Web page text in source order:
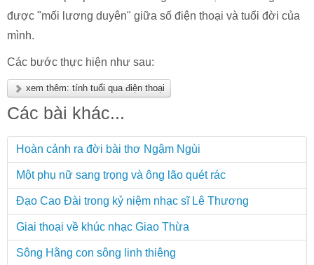
được "mối lương duyên" giữa số điện thoại và tuổi đời của
mình.
Các bước thực hiện như sau:
xem thêm: tính tuổi qua điện thoại
Các bài khác...
Hoàn cảnh ra đời bài thơ Ngậm Ngùi
Một phụ nữ sang trọng và ông lão quét rác
Đạo Cao Đài trong kỷ niệm nhạc sĩ Lê Thương
Giai thoại về khúc nhạc Giao Thừa
Sông Hằng con sông linh thiêng